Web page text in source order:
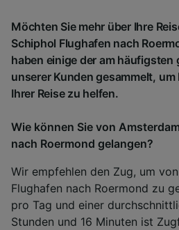
Möchten Sie mehr über Ihre
Schiphol Flughafen nach
haben einige der am häufigsten
unserer Kunden gesammelt, um
Ihrer Reise zu helfen.
Wie können Sie von
nach Roermond gelangen?
Wir empfehlen den Zug, um
Flughafen nach Roermond zu
pro Tag und einer
Stunden und 16 Minuten ist